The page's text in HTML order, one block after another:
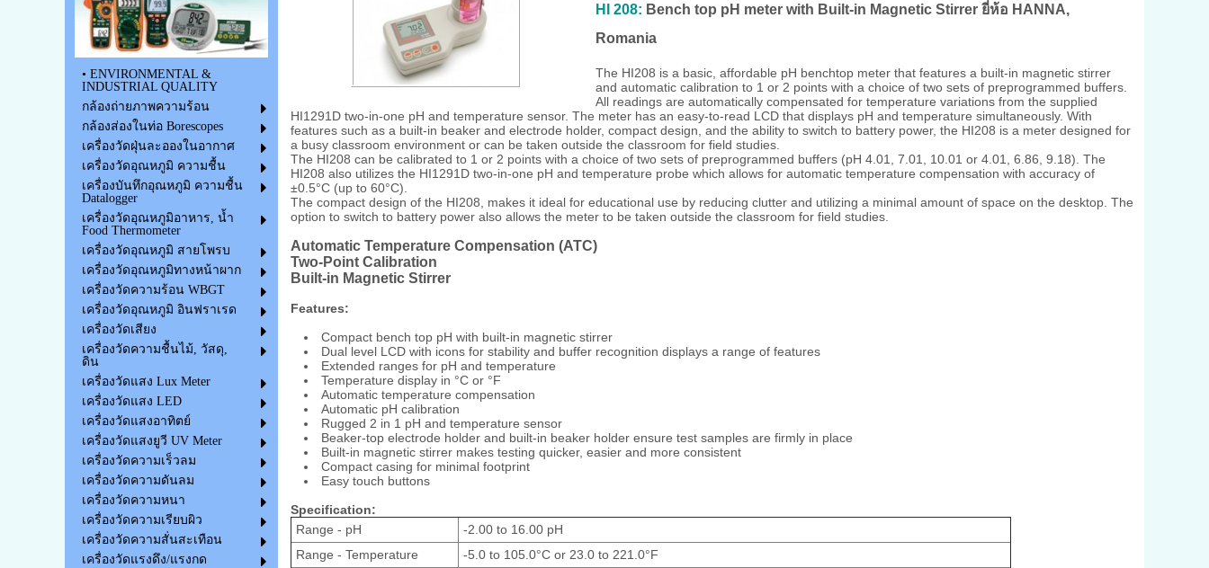
• ENVIRONMENTAL &
INDUSTRIAL QUALITY
กล้องถ่ายภาพความร้อน
กล้องส่องในท่อ Borescopes
เครื่องวัดฝุ่นละอองในอากาศ
เครื่องวัดอุณหภูมิ ความชื้น
เครื่องบันทึกอุณหภูมิ ความชื้น
Datalogger
เครื่องวัดอุณหภูมิอาหาร, น้ำ
Food Thermometer
เครื่องวัดอุณหภูมิ สายโพรบ
เครื่องวัดอุณหภูมิทางหน้าผาก
เครื่องวัดความร้อน WBGT
เครื่องวัดอุณหภูมิ อินฟราเรด
เครื่องวัดเสียง
เครื่องวัดความชื้นไม้, วัสดุ,
ดิน
เครื่องวัดแสง Lux Meter
เครื่องวัดแสง LED
เครื่องวัดแสงอาทิตย์
เครื่องวัดแสงยูวี UV Meter
เครื่องวัดความเร็วลม
เครื่องวัดความดันลม
เครื่องวัดความหนา
เครื่องวัดความเรียบผิว
เครื่องวัดความสั่นสะเทือน
เครื่องวัดแรงดึง/แรงกด
HI 208: Bench top pH meter with Built-in Magnetic Stirrer ยี่ห้อ HANNA,
Romania
The HI208 is a basic, affordable pH benchtop meter that features a built-in magnetic stirrer
and automatic calibration to 1 or 2 points with a choice of two sets of preprogrammed buffers.
All readings are automatically compensated for temperature variations from the supplied
HI1291D two-in-one pH and temperature sensor. The meter has an easy-to-read LCD that displays pH and temperature simultaneously. With
features such as a built-in beaker and electrode holder, compact design, and the ability to switch to battery power, the HI208 is a meter designed for
a busy classroom environment or can be taken outside the classroom for field studies.
The HI208 can be calibrated to 1 or 2 points with a choice of two sets of preprogrammed buffers (pH 4.01, 7.01, 10.01 or 4.01, 6.86, 9.18). The
HI208 also utilizes the HI1291D two-in-one pH and temperature probe which allows for automatic temperature compensation with accuracy of
±0.5°C (up to 60°C).
The compact design of the HI208, makes it ideal for educational use by reducing clutter and utilizing a minimal amount of space on the desktop. The
option to switch to battery power also allows the meter to be taken outside the classroom for field studies.
Automatic Temperature Compensation (ATC)
Two-Point Calibration
Built-in Magnetic Stirrer
Features:
Compact bench top pH with built-in magnetic stirrer
Dual level LCD with icons for stability and buffer recognition displays a range of features
Extended ranges for pH and temperature
Temperature display in °C or °F
Automatic temperature compensation
Automatic pH calibration
Rugged 2 in 1 pH and temperature sensor
Beaker-top electrode holder and built-in beaker holder ensure test samples are firmly in place
Built-in magnetic stirrer makes testing quicker, easier and more consistent
Compact casing for minimal footprint
Easy touch buttons
Specification:
Range - pH
-2.00 to 16.00 pH
Range - Temperature
-5.0 to 105.0°C or 23.0 to 221.0°F